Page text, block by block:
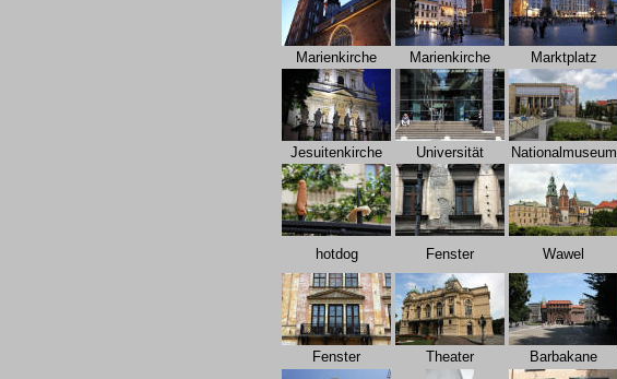
Marienkirche Marienkirche Marktplatz
Jesuitenkirche Universität Nationalmuseum
hotdog Fenster Wawel
Fenster Theater Barbakane